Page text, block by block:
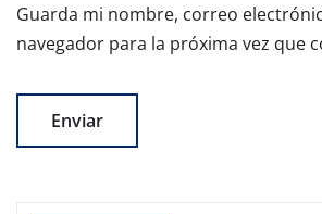
Guarda mi nombre, correo
navegador para la próxima vez que